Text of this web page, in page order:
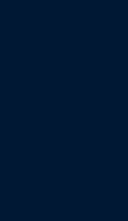
Cugat, a
tradició
i
=
1667, el
una obra
Iluro.
fins que